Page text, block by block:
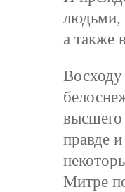
людьми,
а также
Восходу
высшего
правде
Митре